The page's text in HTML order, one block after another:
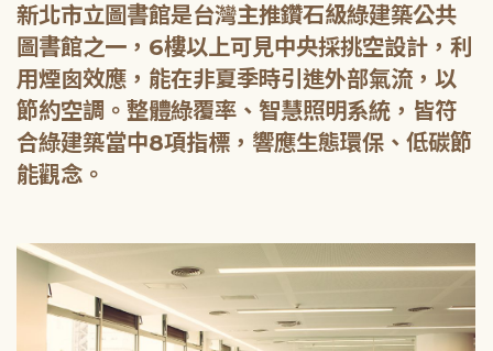
新北市立圖書館是台灣主推鑽石級綠建築公共
圖書館之一，6樓以上可見中央採挑空設計，利
用煙囪效應，能在非夏季時引進外部氣流，以
節約空調。整體綠覆率、智慧照明系統，皆符
合綠建築當中8項指標，響應生態環保、低碳節
能觀念。